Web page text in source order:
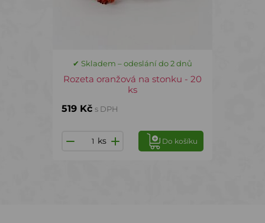
✔ Skladem – odeslání do 2 dnů
Rozeta oranžová na stonku - 20
ks
519 Kč s DPH
ks Do košíku